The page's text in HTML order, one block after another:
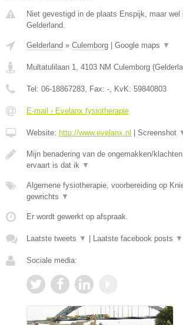
Niet gevestigd in de plaats Enspijk, maar wel
Gelderland.
Gelderland » Culemborg | Google maps ▼
Multatulilaan 1 4103 NM Culemborg (
Tel: 06-18867283 , Fax: - , KvK: 59840803
E-mail › Evelanx fysiotherapie
Website: http://www.evelanx.nl | Screenshot
Mijn benadering van de ongemakken/
ervaart is dat ik ▼
Algemene fysiotherapie, voorbereiding op
gewrichts ▼
Er wordt gewerkt op afspraak.
Laatste tweets ▼ | Laatste facebook posts ▼
Sociale media: